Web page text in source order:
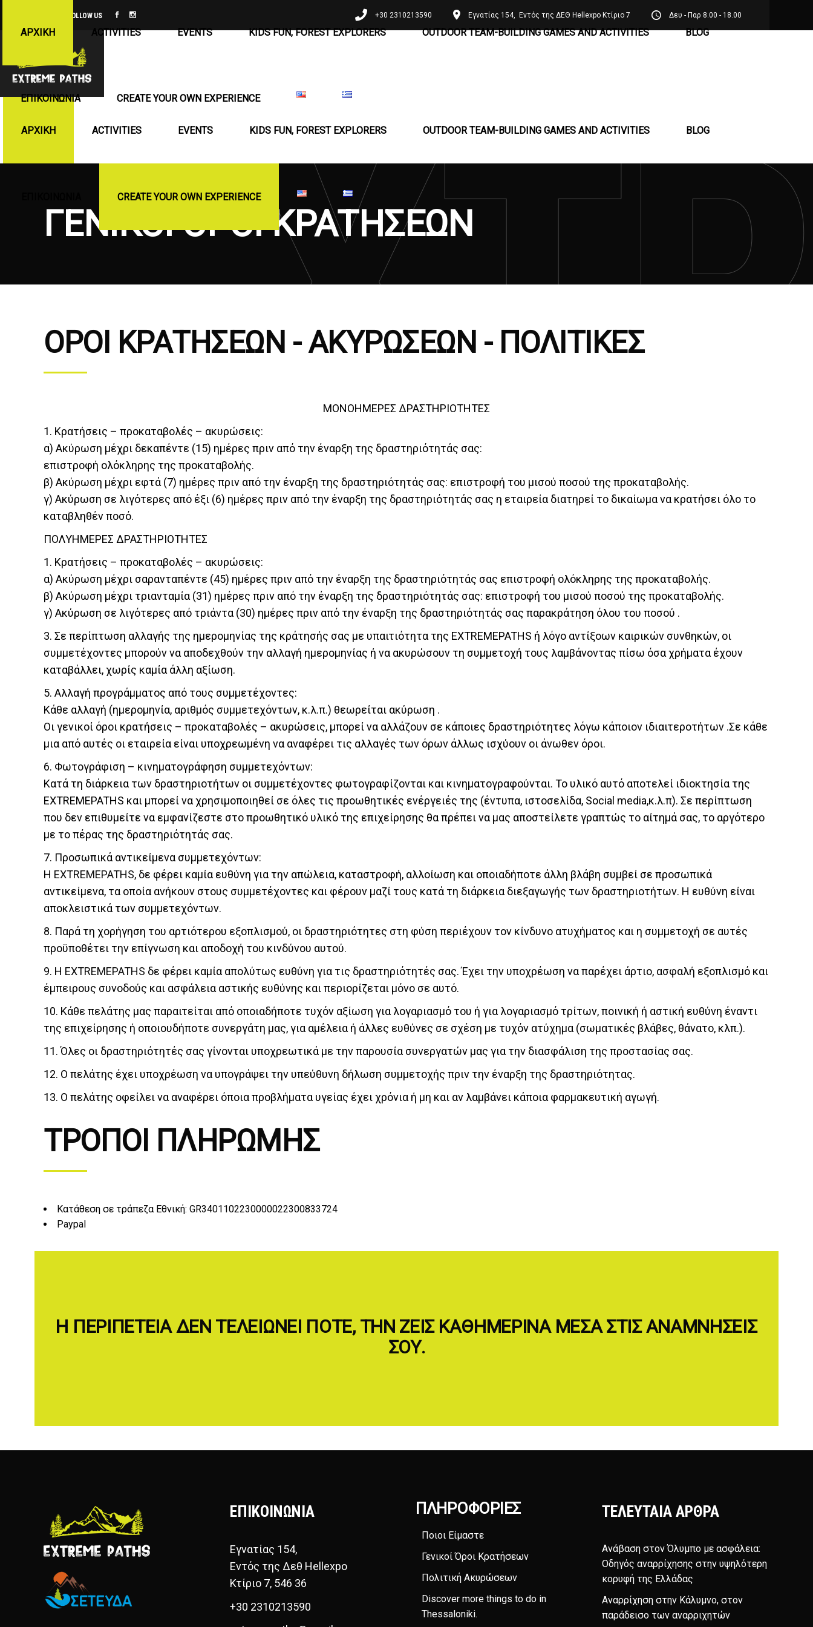
FOLLOW US +30 2310213590 Εγνατίας 154, Εντός της ΔΕΘ Hellexpo Κτίριο 7 Δευ - Παρ 8.00 - 18.00
ΑΡΧΙΚΉ ACTIVITIES EVENTS KIDS FUN, FOREST EXPLORERS OUTDOOR TEAM-BUILDING GAMES AND ACTIVITIES BLOG
CREATE YOUR OWN EXPERIENCE
ΑΡΧΙΚΉ ACTIVITIES EVENTS KIDS FUN, FOREST EXPLORERS OUTDOOR TEAM-BUILDING GAMES AND ACTIVITIES BLOG
ΕΠΙΚΟΙΝΩΝΊΑ CREATE YOUR OWN EXPERIENCE
ΓΕΝΙΚΟΊ ΌΡΟΙ ΚΡΑΤΉΣΕΩΝ
ΟΡΟΙ ΚΡΑΤΗΣΕΩΝ - ΑΚΥΡΩΣΕΩΝ - ΠΟΛΙΤΙΚΕΣ
ΜΟΝΟΗΜΕΡΕΣ ΔΡΑΣΤΗΡΙΟΤΗΤΕΣ
1. Κρατήσεις – προκαταβολές – ακυρώσεις:
α) Ακύρωση μέχρι δεκαπέντε (15) ημέρες πριν από την έναρξη της δραστηριότητάς σας:
επιστροφή ολόκληρης της προκαταβολής.
β) Ακύρωση μέχρι εφτά (7) ημέρες πριν από την έναρξη της δραστηριότητάς σας: επιστροφή του μισού ποσού της προκαταβολής.
γ) Ακύρωση σε λιγότερες από έξι (6) ημέρες πριν από την έναρξη της δραστηριότητάς σας η εταιρεία διατηρεί το δικαίωμα να κρατήσει όλο το
καταβληθέν ποσό.
ΠΟΛΥΗΜΕΡΕΣ ΔΡΑΣΤΗΡΙΟΤΗΤΕΣ
1. Κρατήσεις – προκαταβολές – ακυρώσεις:
α) Ακύρωση μέχρι σαρανταπέντε (45) ημέρες πριν από την έναρξη της δραστηριότητάς σας επιστροφή ολόκληρης της προκαταβολής.
β) Ακύρωση μέχρι τριανταμία (31) ημέρες πριν από την έναρξη της δραστηριότητάς σας: επιστροφή του μισού ποσού της προκαταβολής.
γ) Ακύρωση σε λιγότερες από τριάντα (30) ημέρες πριν από την έναρξη της δραστηριότητάς σας παρακράτηση όλου του ποσού .
3. Σε περίπτωση αλλαγής της ημερομηνίας της κράτησής σας με υπαιτιότητα της EXTREMEPATHS ή λόγο αντίξοων καιρικών συνθηκών, οι
συμμετέχοντες μπορούν να αποδεχθούν την αλλαγή ημερομηνίας ή να ακυρώσουν τη συμμετοχή τους λαμβάνοντας πίσω όσα χρήματα έχουν
καταβάλλει, χωρίς καμία άλλη αξίωση.
5. Αλλαγή προγράμματος από τους συμμετέχοντες:
Κάθε αλλαγή (ημερομηνία, αριθμός συμμετεχόντων, κ.λ.π.) θεωρείται ακύρωση .
Οι γενικοί όροι κρατήσεις – προκαταβολές – ακυρώσεις, μπορεί να αλλάζουν σε κάποιες δραστηριότητες λόγω κάποιον ιδιαιτεροτήτων .Σε κάθε
μια από αυτές οι εταιρεία είναι υποχρεωμένη να αναφέρει τις αλλαγές των όρων άλλως ισχύουν οι άνωθεν όροι.
6. Φωτογράφιση – κινηματογράφηση συμμετεχόντων:
Κατά τη διάρκεια των δραστηριοτήτων οι συμμετέχοντες φωτογραφίζονται και κινηματογραφούνται. Το υλικό αυτό αποτελεί ιδιοκτησία της
EXTREMEPATHS και μπορεί να χρησιμοποιηθεί σε όλες τις προωθητικές ενέργειές της (έντυπα, ιστοσελίδα, Social media,κ.λ.π). Σε περίπτωση
που δεν επιθυμείτε να εμφανίζεστε στο προωθητικό υλικό της επιχείρησης θα πρέπει να μας αποστείλετε γραπτώς το αίτημά σας, το αργότερο
με το πέρας της δραστηριότητάς σας.
7. Προσωπικά αντικείμενα συμμετεχόντων:
Η EXTREMEPATHS, δε φέρει καμία ευθύνη για την απώλεια, καταστροφή, αλλοίωση και οποιαδήποτε άλλη βλάβη συμβεί σε προσωπικά
αντικείμενα, τα οποία ανήκουν στους συμμετέχοντες και φέρουν μαζί τους κατά τη διάρκεια διεξαγωγής των δραστηριοτήτων. Η ευθύνη είναι
αποκλειστικά των συμμετεχόντων.
8. Παρά τη χορήγηση του αρτιότερου εξοπλισμού, οι δραστηριότητες στη φύση περιέχουν τον κίνδυνο ατυχήματος και η συμμετοχή σε αυτές
προϋποθέτει την επίγνωση και αποδοχή του κινδύνου αυτού.
9. Η EXTREMEPATHS δε φέρει καμία απολύτως ευθύνη για τις δραστηριότητές σας. Έχει την υποχρέωση να παρέχει άρτιο, ασφαλή εξοπλισμό και
έμπειρους συνοδούς και ασφάλεια αστικής ευθύνης και περιορίζεται μόνο σε αυτό.
10. Κάθε πελάτης μας παραιτείται από οποιαδήποτε τυχόν αξίωση για λογαριασμό του ή για λογαριασμό τρίτων, ποινική ή αστική ευθύνη έναντι
της επιχείρησης ή οποιουδήποτε συνεργάτη μας, για αμέλεια ή άλλες ευθύνες σε σχέση με τυχόν ατύχημα (σωματικές βλάβες, θάνατο, κλπ.).
11. Όλες οι δραστηριότητές σας γίνονται υποχρεωτικά με την παρουσία συνεργατών μας για την διασφάλιση της προστασίας σας.
12. Ο πελάτης έχει υποχρέωση να υπογράψει την υπεύθυνη δήλωση συμμετοχής πριν την έναρξη της δραστηριότητας.
13. Ο πελάτης οφείλει να αναφέρει όποια προβλήματα υγείας έχει χρόνια ή μη και αν λαμβάνει κάποια φαρμακευτική αγωγή.
ΤΡΟΠΟΙ ΠΛΗΡΩΜΗΣ
Κατάθεση σε τράπεζα Εθνική: GR3401102230000022300833724
Paypal
Η ΠΕΡΙΠΈΤΕΙΑ ΔΕΝ ΤΕΛΕΙΏΝΕΙ ΠΟΤΈ, ΤΗΝ ΖΕΙΣ ΚΑΘΗΜΕΡΙΝΆ ΜΈΣΑ ΣΤΙΣ ΑΝΑΜΝΉΣΕΙΣ
ΣΟΥ.
ΕΠΙΚΟΙΝΩΝΙΑ
Εγνατίας 154,
Εντός της Δεθ Hellexpo
Κτίριο 7, 546 36
+30 2310213590
ΠΛΗΡΟΦΟΡΊΕΣ
Ποιοι Είμαστε
Γενικοί Όροι Κρατήσεων
Πολιτική Ακυρώσεων
Discover more things to do in
Thessaloniki.
ΤΕΛΕΥΤΑΊΑ ΆΡΘΡΑ
Ανάβαση στον Όλυμπο με ασφάλεια:
Οδηγός αναρρίχησης στην υψηλότερη
κορυφή της Ελλάδας
Αναρρίχηση στην Κάλυμνο, στον
παράδεισο των αναρριχητών